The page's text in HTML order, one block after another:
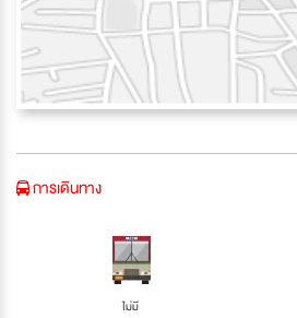
การเดินทาง
ไม่มี